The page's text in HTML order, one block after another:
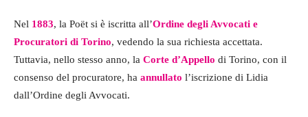
Nel 1883, la Poët si è iscritta all’Ordine degli Avvocati e
Procuratori di Torino, vedendo la sua richiesta accettata.
Tuttavia, nello stesso anno, la Corte d’Appello di Torino, con il
consenso del procuratore, ha annullato l’iscrizione di Lidia
dall’Ordine degli Avvocati.